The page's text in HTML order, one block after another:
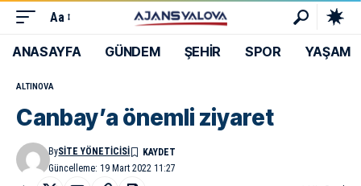
Aa
ANASAYFA GÜNDEM ŞEHİR SPOR YAŞAM
ALTINOVA
Canbay’a önemli ziyaret
Güncelleme: 19 Mart 2022 11:27
BySITE YÖNETICISI